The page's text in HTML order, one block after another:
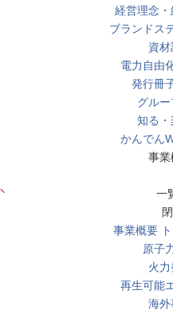
経営理念・
ブランドス
資材
電力自由
発行冊
グル
知る
かんでん
事業
一
事業概要
原子
火
再生可能
海外